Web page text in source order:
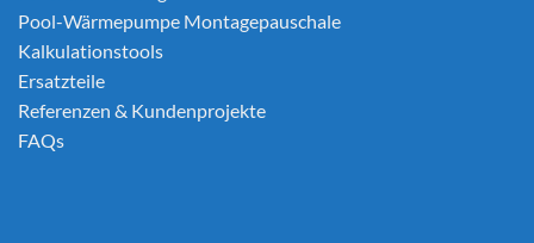
Pool-Wärmepumpe Montagepauschale
Kalkulationstools
Ersatzteile
Referenzen & Kundenprojekte
FAQs